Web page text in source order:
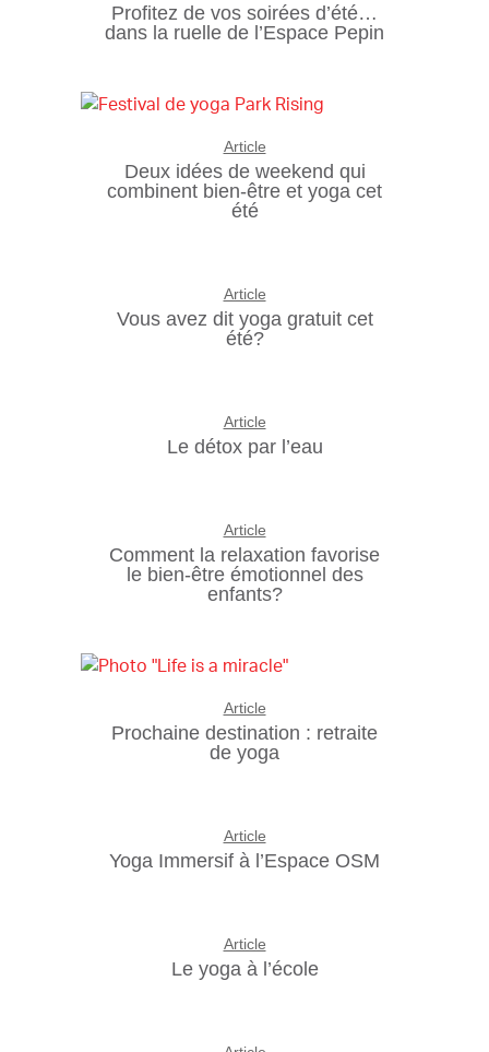
Profitez de vos soirées d’été…
dans la ruelle de l’Espace Pepin
Article
Deux idées de weekend qui
combinent bien-être et yoga cet
été
Article
Vous avez dit yoga gratuit cet
été?
Article
Le détox par l’eau
Article
Comment la relaxation favorise
le bien-être émotionnel des
enfants?
Article
Prochaine destination : retraite
de yoga
Article
Yoga Immersif à l’Espace OSM
Article
Le yoga à l’école